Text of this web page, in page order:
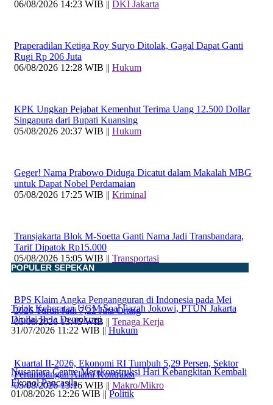
06/08/2026 14:23 WIB || DKI Jakarta
Praperadilan Ketiga Roy Suryo Ditolak, Gagal Dapat Ganti
Rugi Rp 206 Juta
06/08/2026 12:28 WIB || Hukum
KPK Ungkap Pejabat Kemenhut Terima Uang 12.500 Dollar
Singapura dari Bupati Kuansing
05/08/2026 20:37 WIB || Hukum
Geger! Nama Prabowo Diduga Dicatut dalam Makalah MBG
untuk Dapat Nobel Perdamaian
05/08/2026 17:25 WIB || Kriminal
Transjakarta Blok M-Soetta Ganti Nama Jadi Transbandara,
Tarif Dipatok Rp15.000
05/08/2026 15:05 WIB || Transportasi
BPS Klaim Angka Pengangguran di Indonesia pada Mei
2026 Turun Jadi 7,22 Juta Orang
05/08/2026 13:45 WIB || Tenaga Kerja
Kuartal II-2026, Ekonomi RI Tumbuh 5,29 Persen, Sektor
Pertambangan Alami Kontraksi
05/08/2026 13:16 WIB || Makro/Mikro
POPULER SEPEKAN
Tolak Keberatan UGM Soal Ijazah Jokowi, PTUN Jakarta
Dinilai Bela Demokrasi
31/07/2026 11:22 WIB ||Hukum
Nusantara Centre Merekonstruksi Hari Kebangkitan Kembali
Ekopol Pancasila
01/08/2026 12:26 WIB ||Politik